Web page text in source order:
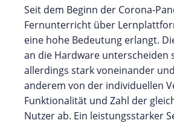
Seit dem Beginn der Corona-
Fernunterricht über
eine hohe Bedeutung erlangt.
an die Hardware unterscheiden
allerdings stark voneinander
anderem von der individuellen
Funktionalität und Zahl der
Nutzer ab. Ein leistungsstarker